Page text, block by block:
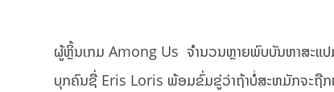
ຜູ້ຫຼິ້ນເກມ Among Us ຈຳນວນຫຼາຍພົບບັນຫາສະແປ
ບຸກຄົນຊື່ Eris Loris ພ້ອມຂົ່ມຂູ່ວ່າຖ້າບໍ່ສະຫມັກຈະຖືກ